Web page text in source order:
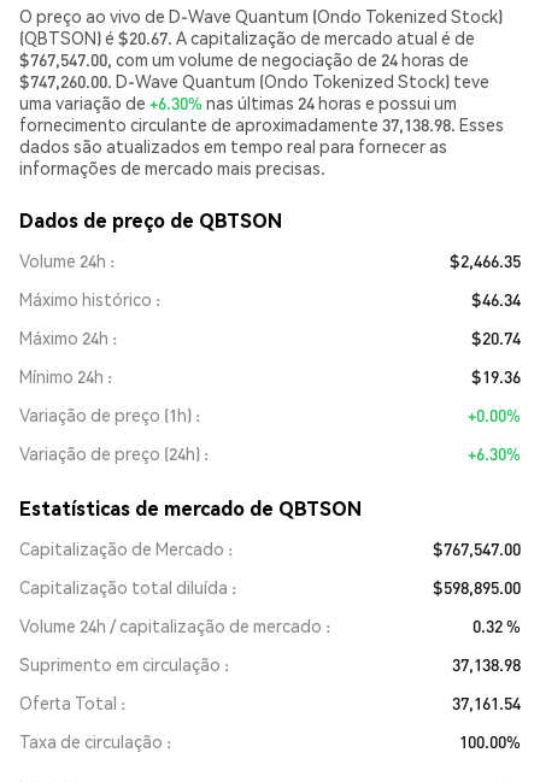
O preço ao vivo de D-Wave Quantum (Ondo Tokenized Stock)
(QBTSON) é $20.67. A capitalização de mercado atual é de
$767,547.00, com um volume de negociação de 24 horas de
$747,260.00. D-Wave Quantum (Ondo Tokenized Stock) teve
uma variação de +6.30% nas últimas 24 horas e possui um
fornecimento circulante de aproximadamente 37,138.98. Esses
dados são atualizados em tempo real para fornecer as
informações de mercado mais precisas.
Dados de preço de QBTSON
Volume 24h
$2,466.35
Máximo histórico
$46.34
Máximo 24h
$20.74
Mínimo 24h
$19.36
Variação de preço (1h)
+0.00%
Variação de preço (24h)
+6.30%
Estatísticas de mercado de QBTSON
Capitalização de Mercado
$767,547.00
Capitalização total diluída
$598,895.00
Volume 24h / capitalização de mercado
0.32 %
Suprimento em circulação
37,138.98
Oferta Total
37,161.54
Taxa de circulação
100.00%